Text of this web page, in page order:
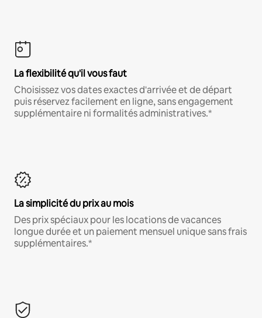
La flexibilité qu'il vous faut
Choisissez vos dates exactes d'arrivée et de départ
puis réservez facilement en ligne, sans engagement
supplémentaire ni formalités administratives.*
La simplicité du prix au mois
Des prix spéciaux pour les locations de vacances
longue durée et un paiement mensuel unique sans frais
supplémentaires.*